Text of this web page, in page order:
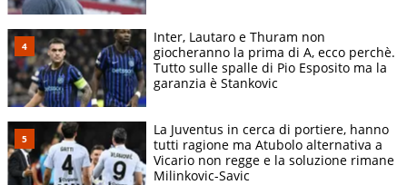
Inter, Lautaro e Thuram non
giocheranno la prima di A, ecco perchè.
Tutto sulle spalle di Pio Esposito ma la
garanzia è Stankovic
La Juventus in cerca di portiere, hanno
tutti ragione ma Atubolo alternativa a
Vicario non regge e la soluzione rimane
Milinkovic-Savic